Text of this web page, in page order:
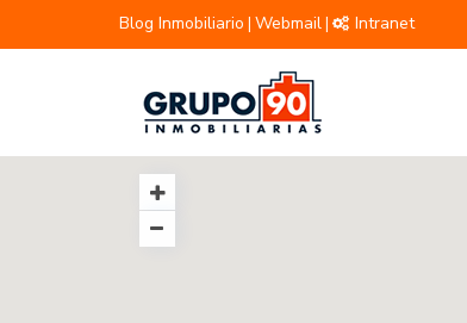
Blog Inmobiliario | Webmail| Intranet